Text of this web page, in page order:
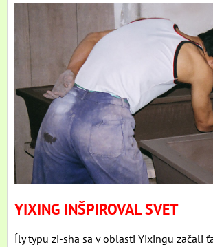
YIXING INŠPIROVAL SVET
Íly typu zi-sha sa v oblasti Yixingu začali